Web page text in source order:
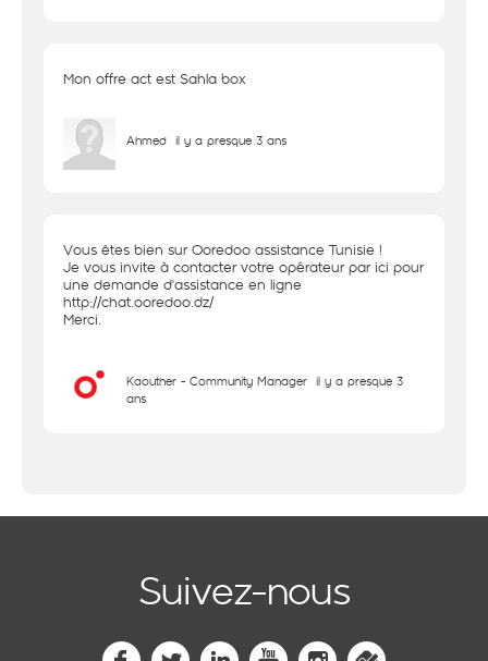
Mon offre act est Sahla box
Ahmed il y a presque 3 ans
Vous êtes bien sur Ooredoo assistance Tunisie !
Je vous invite à contacter votre opérateur par ici pour
une demande d'assistance en ligne
http://chat.ooredoo.dz/
Merci.
Kaouther - Community Manager il y a presque 3
ans
Suivez-nous